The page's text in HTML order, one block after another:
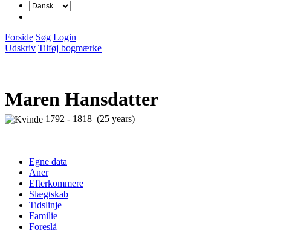
Forside Søg Login
Udskriv Tilføj bogmærke
Maren Hansdatter
1792 - 1818 (25 years)
Egne data
Aner
Efterkommere
Slægtskab
Tidslinje
Familie
Foreslå